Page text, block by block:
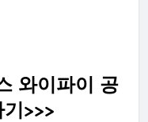
와이파이 공
>>>